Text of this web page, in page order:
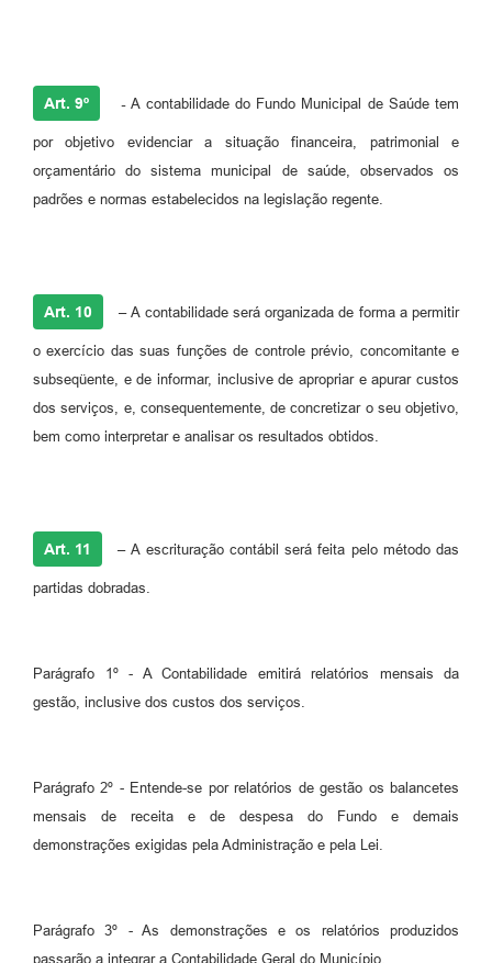
Art. 9º -A contabilidade do Fundo Municipal de Saúde tem
por objetivo evidenciar a situação financeira, patrimonial e
orçamentário do sistema municipal de saúde, observados os
padrões e normas estabelecidos na legislação regente.
Art. 10 –A contabilidade será organizada de forma a permitir
o exercício das suas funções de controle prévio, concomitante e
subseqüente, e de informar, inclusive de apropriar e apurar custos
dos serviços, e, consequentemente, de concretizar o seu objetivo,
bem como interpretar e analisar os resultados obtidos.
Art. 11 –A escrituração contábil será feita pelo método das
partidas dobradas.
Parágrafo 1º - A Contabilidade emitirá relatórios mensais da
gestão, inclusive dos custos dos serviços.
Parágrafo 2º - Entende-se por relatórios de gestão os balancetes
mensais de receita e de despesa do Fundo e demais
demonstrações exigidas pela Administração e pela Lei.
Parágrafo 3º - As demonstrações e os relatórios produzidos
passarão a integrar a Contabilidade Geral do Município.